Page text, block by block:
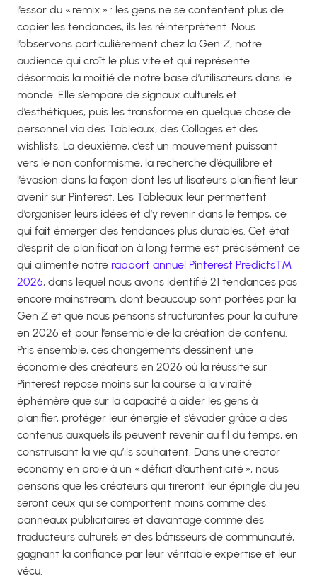
l’essor du « remix » : les gens ne se contentent plus de
copier les tendances, ils les réinterprètent. Nous
l’observons particulièrement chez la Gen Z, notre
audience qui croît le plus vite et qui représente
désormais la moitié de notre base d’utilisateurs dans le
monde. Elle s’empare de signaux culturels et
d’esthétiques, puis les transforme en quelque chose de
personnel via des Tableaux, des Collages et des
wishlists. La deuxième, c’est un mouvement puissant
vers le non conformisme, la recherche d’équilibre et
l’évasion dans la façon dont les utilisateurs planifient leur
avenir sur Pinterest. Les Tableaux leur permettent
d’organiser leurs idées et d’y revenir dans le temps, ce
qui fait émerger des tendances plus durables. Cet état
d’esprit de planification à long terme est précisément ce
qui alimente notre rapport annuel Pinterest Predicts™
2026, dans lequel nous avons identifié 21 tendances pas
encore mainstream, dont beaucoup sont portées par la
Gen Z et que nous pensons structurantes pour la culture
en 2026 et pour l’ensemble de la création de contenu.
Pris ensemble, ces changements dessinent une
économie des créateurs en 2026 où la réussite sur
Pinterest repose moins sur la course à la viralité
éphémère que sur la capacité à aider les gens à
planifier, protéger leur énergie et s’évader grâce à des
contenus auxquels ils peuvent revenir au fil du temps, en
construisant la vie qu’ils souhaitent. Dans une creator
economy en proie à un « déficit d’authenticité », nous
pensons que les créateurs qui tireront leur épingle du jeu
seront ceux qui se comportent moins comme des
panneaux publicitaires et davantage comme des
traducteurs culturels et des bâtisseurs de communauté,
gagnant la confiance par leur véritable expertise et leur
vécu.